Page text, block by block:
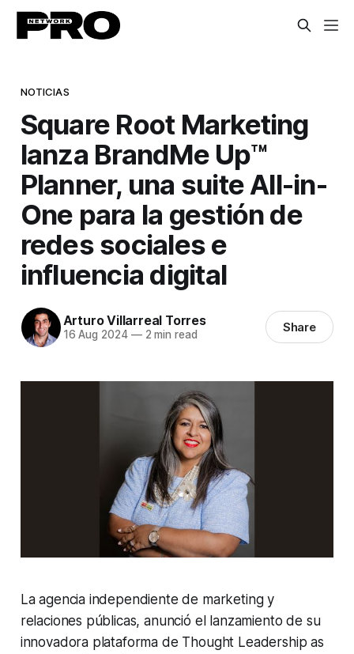
NOTICIAS
Square Root Marketing
lanza BrandMe Up™
Planner, una suite All-in-
One para la gestión de
redes sociales e
influencia digital
Arturo Villarreal Torres
16 Aug 2024 —2 min read Share
La agencia independiente de marketing y
relaciones públicas, anunció el lanzamiento de su
innovadora plataforma de Thought Leadership as